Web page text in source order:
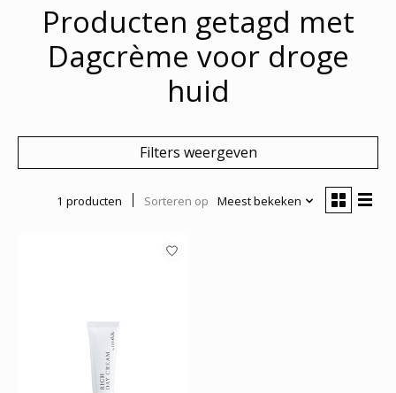
Producten getagd met
Dagcrème voor droge
huid
Filters weergeven
1 producten Sorteren op Meest bekeken